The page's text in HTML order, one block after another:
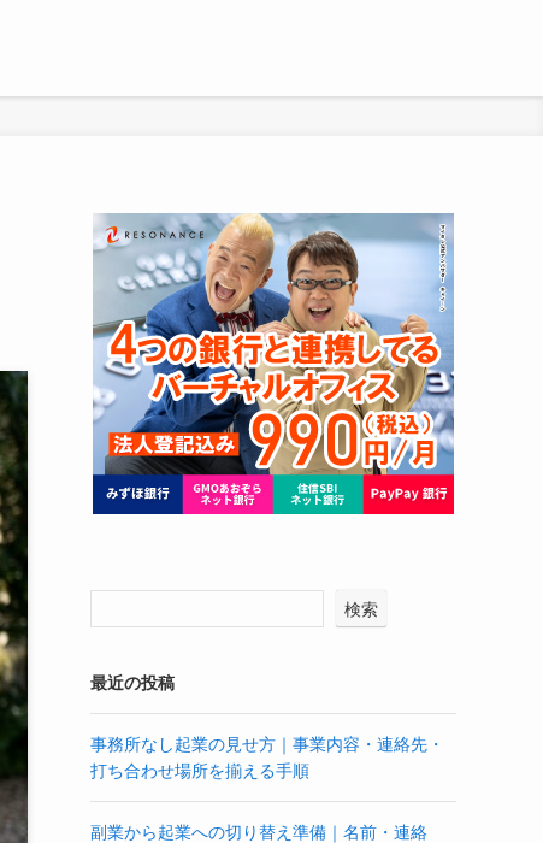
検索
最近の投稿
事務所なし起業の見せ方｜事業内容・連絡先・
打ち合わせ場所を揃える手順
副業から起業への切り替え準備｜名前・連絡